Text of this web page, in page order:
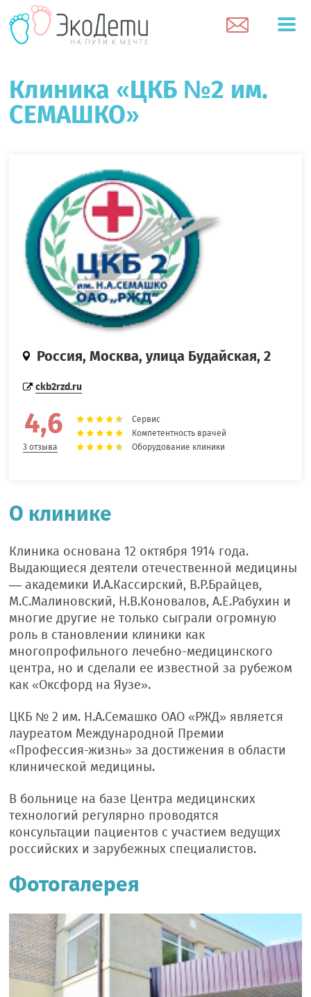
Клиника «ЦКБ №2 им.
СЕМАШКО»
Россия, Москва, улица Будайская, 2
4,6
3 отзыва
Сервис
Компетентность врачей
Оборудование клиники
ckb2rzd.ru
О клинике
Клиника основана 12 октября 1914 года.
Выдающиеся деятели отечественной медицины
— академики И.А.Кассирский, В.Р.Брайцев,
М.С.Малиновский, Н.В.Коновалов, А.Е.Рабухин и
многие другие не только сыграли огромную
роль в становлении клиники как
многопрофильного лечебно-медицинского
центра, но и сделали ее известной за рубежом
как «Оксфорд на Яузе».
ЦКБ № 2 им. Н.А.Семашко ОАО «РЖД» является
лауреатом Международной Премии
«Профессия-жизнь» за достижения в области
клинической медицины.
В больнице на базе Центра медицинских
технологий регулярно проводятся
консультации пациентов с участием ведущих
российских и зарубежных специалистов.
Фотогалерея